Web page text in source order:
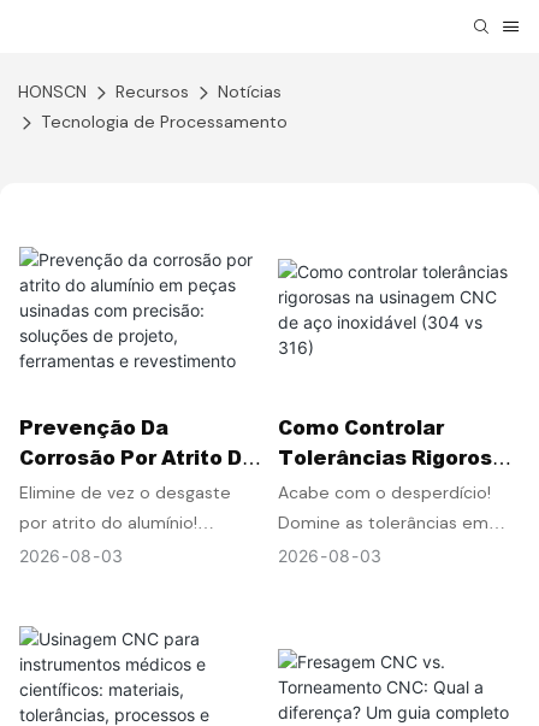
HONSCN Recursos
Notícias
Tecnologia de Processamento
Prevenção Da
Corrosão Por Atrito Do
Alumínio Em Peças
Usinadas Com
Precisão: Soluções De
Elimine de vez o desgaste
por atrito do alumínio!
Aprimore sua usinagem de
ferramentas de alta
qualidade e revestimentos
de primeira linha.
2026 08 03
Como Controlar
Tolerâncias Rigorosas
Na Usinagem CNC De
Aço Inoxidável (304 Vs
316)
Acabe com o desperdício!
Domine as tolerâncias em
micropolegadas na usinagem
2026 08 03